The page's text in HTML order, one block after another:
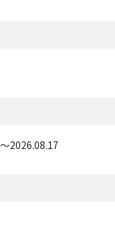
2026.08.17